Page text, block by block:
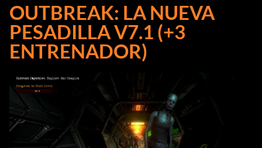
OUTBREAK: LA NUEVA
PESADILLA V7.1 (+3
ENTRENADOR)